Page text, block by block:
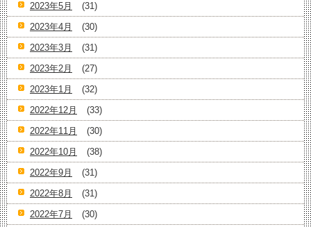
2023年5月
(31)
2023年4月
(30)
2023年3月
(31)
2023年2月
(27)
2023年1月
(32)
2022年12月
(33)
2022年11月
(30)
2022年10月
(38)
2022年9月
(31)
2022年8月
(31)
2022年7月
(30)